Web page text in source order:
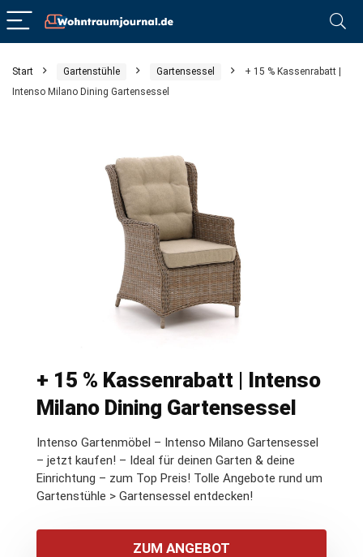
Start Gartenstühle Gartensessel
+ 15 % Kassenrabatt |
Intenso Milano Dining Gartensessel
+ 15 % Kassenrabatt | Intenso
Milano Dining Gartensessel
Intenso Gartenmöbel – Intenso Milano Gartensessel
– jetzt kaufen! – Ideal für deinen Garten & deine
Einrichtung – zum Top Preis! Tolle Angebote rund um
Gartenstühle > Gartensessel entdecken!
ZUM ANGEBOT